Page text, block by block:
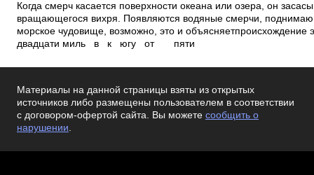
Когда смерч касается поверхности океана или озера, он
вращающегося вихря. Появляются водяные смерчи,
морское чудовище, возможно, это и объясняетпроисхождение
двадцати миль в к югу от пяти
Материалы на данной страницы взяты из открытых
источников либо размещены пользователем в соответствии
с договором-офертой сайта. Вы можете сообщить о
нарушении.